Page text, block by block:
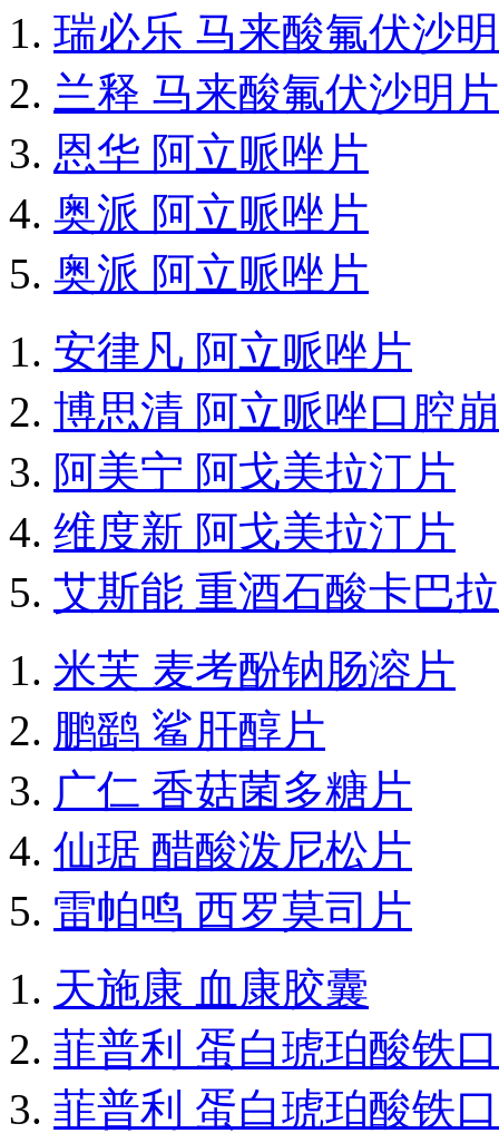
瑞必乐 马来酸氟伏沙
兰释 马来酸氟伏沙明片
恩华 阿立哌唑片
奥派 阿立哌唑片
奥派 阿立哌唑片
安律凡 阿立哌唑片
博思清 阿立哌唑口腔
阿美宁 阿戈美拉汀片
维度新 阿戈美拉汀片
艾斯能 重酒石酸卡巴
米芙 麦考酚钠肠溶片
鹏鹞 鲨肝醇片
广仁 香菇菌多糖片
仙琚 醋酸泼尼松片
雷帕鸣 西罗莫司片
天施康 血康胶囊
菲普利 蛋白琥珀酸铁
菲普利 蛋白琥珀酸铁